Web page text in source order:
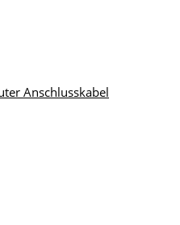
Anschlusskabel